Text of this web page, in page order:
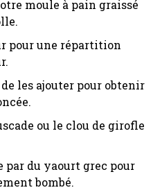
moule à pain graissé
pour une répartition
les ajouter pour obtenir
ou le clou de girofle
par du yaourt grec pour
bombé.